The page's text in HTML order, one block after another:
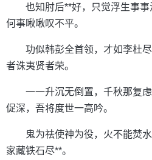
也知肘后**好，只觉浮生事事
何事啾啾叹不平。
功似韩彭全首领，才如李杜
者诛夷贤者荣。
一一升沉无倒置，千秋那复
促深，吾将度世一高吟。
鬼为祛使神为役，火不能焚
家藏铁石尽**。